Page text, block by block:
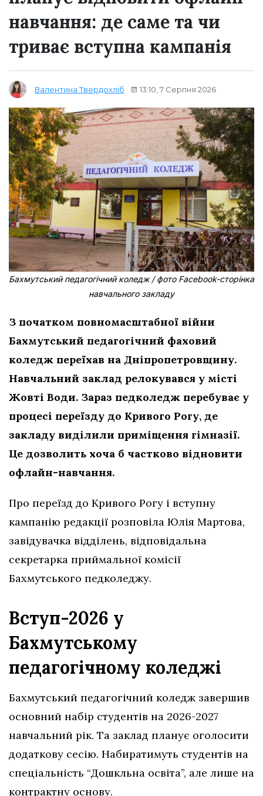
навчання: де саме та чи
триває вступна кампанія
Валентина Твердохліб 13:10, 7 Серпня 2026
Бахмутський педагогічний коледж / фото Facebook-сторінка
навчального закладу
З початком повномасштабної війни
Бахмутський педагогічний фаховий
коледж переїхав на Дніпропетровщину.
Навчальний заклад релокувався у місті
Жовті Води. Зараз педколедж перебуває у
процесі переїзду до Кривого Рогу, де
закладу виділили приміщення гімназії.
Це дозволить хоча б частково відновити
офлайн-навчання.
Про переїзд до Кривого Рогу і вступну
кампанію редакції розповіла Юлія Мартова,
завідувачка відділень, відповідальна
секретарка приймальної комісії
Бахмутського педколеджу.
Вступ-2026 у
Бахмутському
педагогічному коледжі
Бахмутський педагогічний коледж завершив
основний набір студентів на 2026-2027
навчальний рік. Та заклад планує оголосити
додаткову сесію. Набиратимуть студентів на
спеціальність “Дошкльна освіта”, але лише на
контрактну основу.